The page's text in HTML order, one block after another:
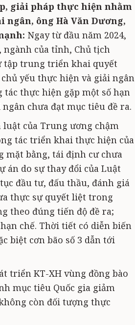
giải pháp thực hiện nhằm
ngân, ông Hà Văn Dương,
Ngay từ đầu năm 2024,
ngành của tỉnh, Chủ tịch
tập trung triển khai quyết
yếu thực hiện và giải ngân
tác thực hiện gặp một số hạn
chưa đạt mục tiêu đề ra.
luật của Trung ương chậm
tác triển khai thực hiện của
mặt bằng, tái định cư chưa
án do sự thay đổi của Luật
đầu tư, đấu thầu, đánh giá
thực sự quyết liệt trong
theo đúng tiến độ đề ra;
chế. Thời tiết có diễn biến
biệt cơn bão số 3 dẫn tới
triển KT-XH vùng đồng bào
mục tiêu Quốc gia giảm
còn đối tượng thực